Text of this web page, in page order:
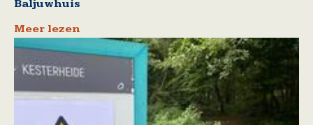
Baljuwhuis
Meer lezen